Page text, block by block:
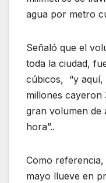
agua por metro
Señaló que el
toda la ciudad,
cúbicos, “y aquí,
millones cayeron
gran volumen de
hora”..
Como referencia,
mayo llueve en